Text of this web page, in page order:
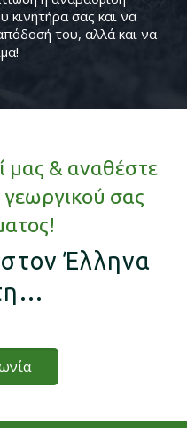
κινητήρα σας και να
του, αλλά και να
μας & αναθέστε
σας
Έλληνα